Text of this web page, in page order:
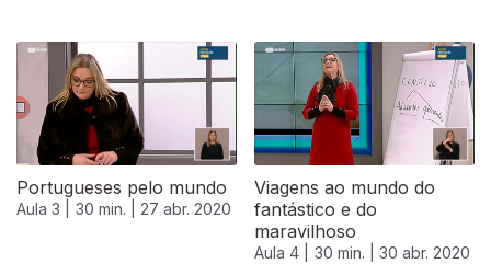
Portugueses pelo mundo
Aula 3 | 30 min. | 27 abr. 2020
Viagens ao mundo do
fantástico e do
maravilhoso
Aula 4 | 30 min. | 30 abr. 2020